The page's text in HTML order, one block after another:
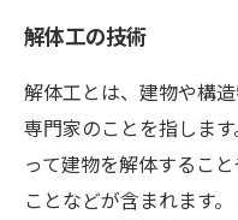
解体工の技術
解体工とは、建物や構
専門家のことを指しま
って建物を解体するこ
ことなどが含まれます